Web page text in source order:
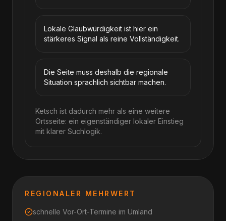
Lokale Glaubwürdigkeit ist hier ein
stärkeres Signal als reine Vollständigkeit.
Die Seite muss deshalb die regionale
Situation sprachlich sichtbar machen.
Ketsch ist dadurch mehr als eine weitere
Ortsseite: ein eigenständiger lokaler Einstieg
mit klarer Suchlogik.
REGIONALER MEHRWERT
schnelle Vor-Ort-Termine im Umland